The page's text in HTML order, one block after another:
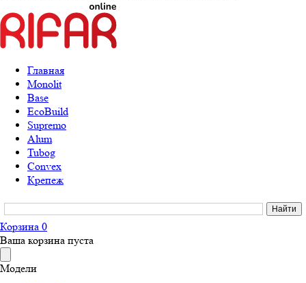
Главная
Monolit
Base
EcoBuild
Supremo
Alum
Tubog
Convex
Крепеж
Корзина 0
Ваша корзина пуста
Модели